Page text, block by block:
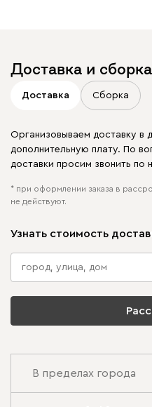
Доставка и сборка
Доставка Сборка
Организовываем доставку в
дополнительную плату. По
доставки просим звонить по
* при оформлении заказа в
не действуют.
Узнать стоимость
В пределах города